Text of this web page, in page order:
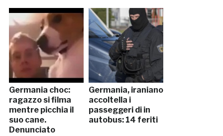
Germania choc:
ragazzo si filma
mentre picchia il
suo cane.
Denunciato
Germania, iraniano
accoltella i
passeggeri di in
autobus: 14 feriti